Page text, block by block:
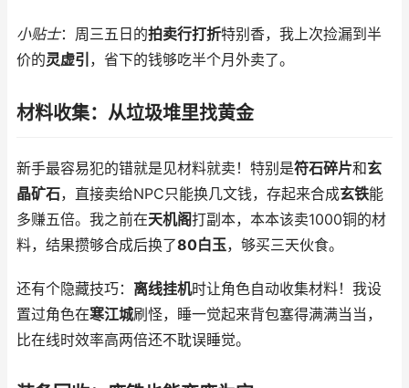
小贴士：周三五日的拍卖行打折特别香，我上次捡漏到半
价的灵虚引 ，省下的钱够吃半个月外卖了。
材料收集：从垃圾堆里找黄金
新手最容易犯的错就是见材料就卖！特别是符石碎片和玄
晶矿石，直接卖给NPC只能换几文钱，存起来合成玄铁能
多赚五倍。我之前在天机阁打副本，本本该卖1000铜的材
料，结果攒够合成后换了80白玉，够买三天伙食。
还有个隐藏技巧： 离线挂机时让角色自动收集材料！我设
置过角色在寒江城刷怪，睡一觉起来背包塞得满满当当，
比在线时效率高两倍还不耽误睡觉。